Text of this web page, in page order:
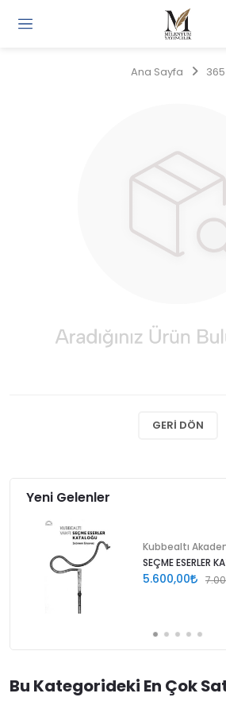
Ana Sayfa 365
GERI DÖN
Yeni Gelenler
SEÇME ESERLER
5.600,00
Bu Kategorideki En Çok